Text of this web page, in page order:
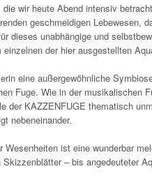
wir heute Abend intensiv
geschmeidigen Lebewesen,
dieses unabhängige und
der hier ausgestellten
eine außergewöhnliche
Fuge. Wie in der musikalischen
der KAZZENFUGE thematisch
nebeneinander.
Wesenheiten ist eine wunderbar
– bis angedeuteter